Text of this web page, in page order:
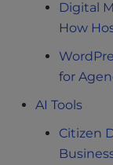
Digital
How
for
AI Tools
Citizen